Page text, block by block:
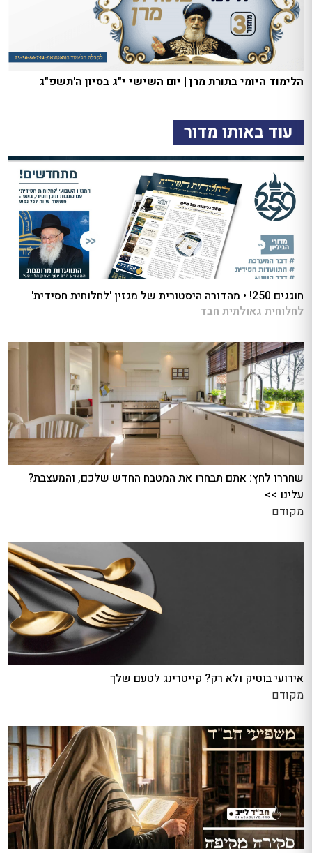
הלימוד היומי בתורת מרן | יום השישי י"ג בסיון ה'תשפ"ג
עוד באותו מדור
חוגגים 250! • מהדורה היסטורית של מגזין 'לחלוחית חסידית'
לחלוחית גאולתית חבד
שחררו לחץ: אתם תבחרו את המטבח החדש שלכם, והמעצבת?
עלינו >>
מקודם
אירועי בוטיק ולא רק? קייטרינג לטעם שלך
מקודם